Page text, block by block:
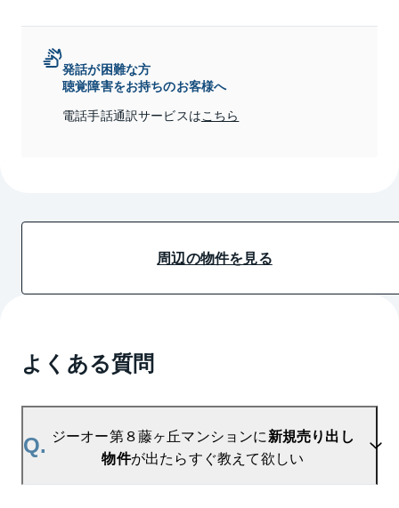
発話が困難な方
聴覚障害をお持ちのお客様へ
電話手話通訳サービスはこちら
周辺の物件を見る
よくある質問
Q. ジーオー第８藤ヶ丘マンションに 新規売り出し
物件が出たらすぐ教えて欲しい